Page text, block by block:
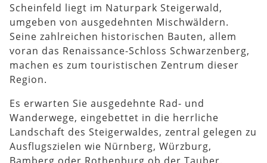
Scheinfeld liegt im Naturpark Steigerwald,
umgeben von ausgedehnten Mischwäldern.
Seine zahlreichen historischen Bauten, allem
voran das Renaissance-Schloss Schwarzenberg,
machen es zum touristischen Zentrum dieser
Region.
Es erwarten Sie ausgedehnte Rad- und
Wanderwege, eingebettet in die herrliche
Landschaft des Steigerwaldes, zentral gelegen zu
Ausflugszielen wie Nürnberg, Würzburg,